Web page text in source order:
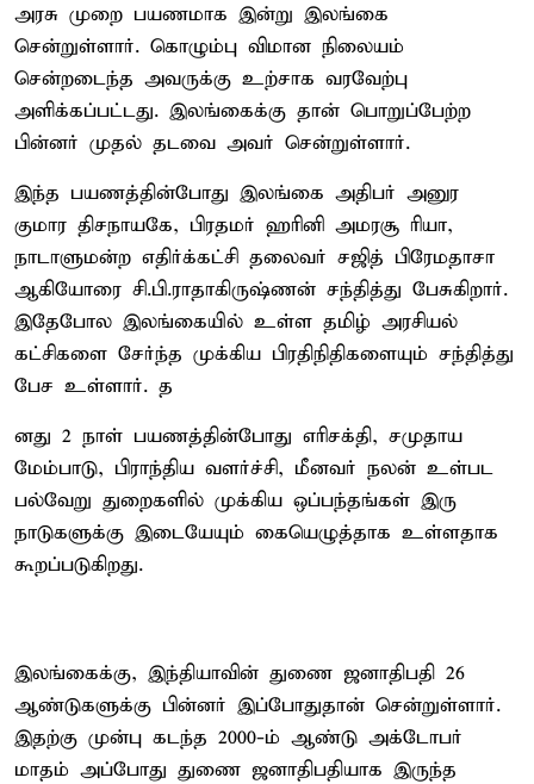
அரசு முறை பயணமாக இன்று இலங்கை
சென்றுள்ளார். கொழும்பு விமான நிலையம்
சென்றடைந்த அவருக்கு உற்சாக வரவேற்பு
அளிக்கப்பட்டது. இலங்கைக்கு தான் பொறுப்பேற்ற
பின்னர் முதல் தடவை அவர் சென்றுள்ளார்.
இந்த பயணத்தின்போது இலங்கை அதிபர் அனுர
குமார திசநாயகே, பிரதமர் ஹரினி அமரசூ ரியா,
நாடாளுமன்ற எதிர்க்கட்சி தலைவர் சஜித் பிரேமதாசா
ஆகியோரை சி.பி.ராதாகிருஷ்ணன் சந்தித்து பேசுகிறார்.
இதேபோல இலங்கையில் உள்ள தமிழ் அரசியல்
கட்சிகளை சேர்ந்த முக்கிய பிரதிநிதிகளையும் சந்தித்து
பேச உள்ளார். த
னது 2 நாள் பயணத்தின்போது எரிசக்தி, சமுதாய
மேம்பாடு, பிராந்திய வளர்ச்சி, மீனவர் நலன் உள்பட
பல்வேறு துறைகளில் முக்கிய ஒப்பந்தங்கள் இரு
நாடுகளுக்கு இடையேயும் கையெழுத்தாக உள்ளதாக
கூறப்படுகிறது.
இலங்கைக்கு, இந்தியாவின் துணை ஜனாதிபதி 26
ஆண்டுகளுக்கு பின்னர் இப்போதுதான் சென்றுள்ளார்.
இதற்கு முன்பு கடந்த 2000-ம் ஆண்டு அக்டோபர்
மாதம் அப்போது துணை ஜனாதிபதியாக இருந்த